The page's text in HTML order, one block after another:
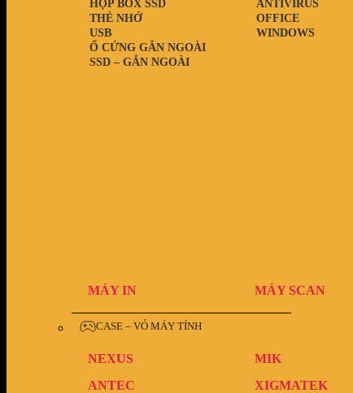
SSD – GẮN NGOÀI
Ổ CỨNG GẮN NGOÀI
USB
THẺ NHỚ
HỘP BOX SSD
WINDOWS
OFFICE
ANTIVIRUS
MÁY IN MÁY SCAN
CASE – VỎ MÁY TÍNH
NEXUS MIK
ANTEC
XIGMATEK